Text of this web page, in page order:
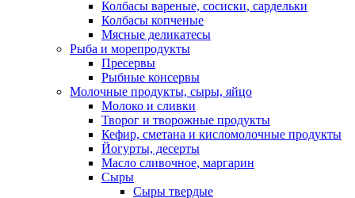
Колбасы вареные, сосиски, сардельки
Колбасы копченые
Мясные деликатесы
Рыба и морепродукты
Пресервы
Рыбные консервы
Молочные продукты, сыры, яйцо
Молоко и сливки
Творог и творожные продукты
Кефир, сметана и кисломолочные продукты
Йогурты, десерты
Масло сливочное, маргарин
Сыры
Сыры твердые